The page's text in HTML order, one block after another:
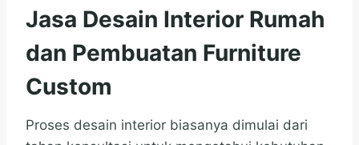
Jasa Desain Interior Rumah
dan Pembuatan Furniture
Custom
Proses desain interior biasanya dimulai dari